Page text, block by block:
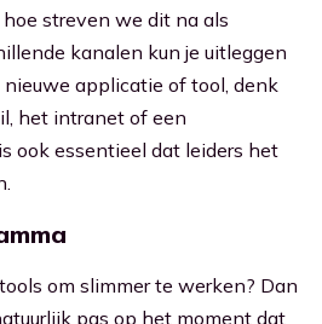
streven we dit na als
kanalen kun je uitleggen
applicatie of tool, denk
het intranet of een
ook essentieel dat leiders het
om slimmer te werken? Dan
pas op het moment dat